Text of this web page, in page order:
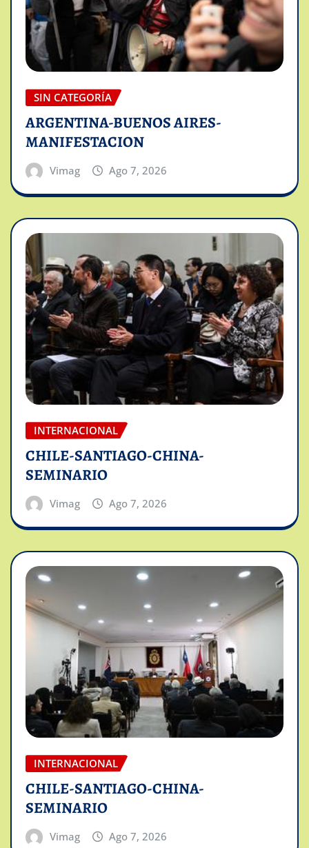
SIN CATEGORÍA
ARGENTINA-BUENOS AIRES-
MANIFESTACION
Vimag Ago 7, 2026
INTERNACIONAL
CHILE-SANTIAGO-CHINA-
SEMINARIO
Vimag Ago 7, 2026
INTERNACIONAL
CHILE-SANTIAGO-CHINA-
SEMINARIO
Vimag Ago 7, 2026